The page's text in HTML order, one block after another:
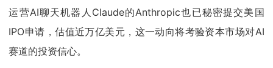
运营AI聊天机器人Claude的Anthropic也已秘密提交美国
IPO申请，估值近万亿美元，这一动向将考验资本市场对AI
赛道的投资信心。